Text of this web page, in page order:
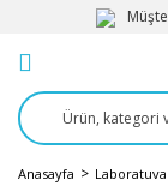
Anasayfa